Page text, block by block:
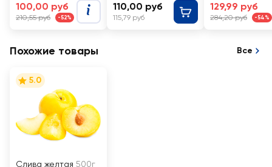
100,00 руб
210,55 руб -52%
110,00 руб
115,79 руб
129,99 руб
284,20 руб -54%
Похожие товары Все
5.0
Слива желтая 500г